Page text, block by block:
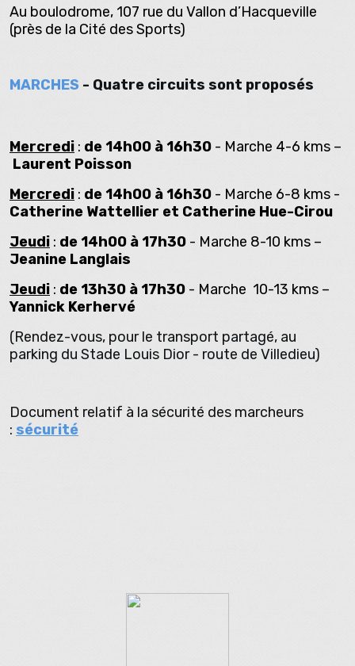
Au boulodrome, 107 rue du Vallon d’Hacqueville
(près de la Cité des Sports)
MARCHES - Quatre circuits sont proposés
Mercredi : de 14h00 à 16h30 - Marche 4-6 kms –
Laurent Poisson
Mercredi : de 14h00 à 16h30 - Marche 6-8 kms -
Catherine Wattellier et Catherine Hue-Cirou
Jeudi : de 14h00 à 17h30 - Marche 8-10 kms –
Jeanine Langlais
Jeudi : de 13h30 à 17h30 - Marche 10-13 kms –
Yannick Kerhervé
(Rendez-vous, pour le transport partagé, au
parking du Stade Louis Dior - route de Villedieu)
Document relatif à la sécurité des marcheurs
: sécurité